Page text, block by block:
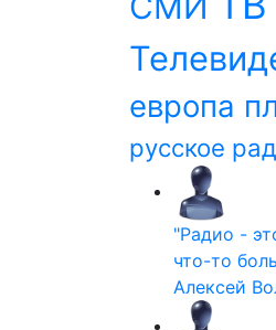
европа
русское
"Радио -
что-то
Алексей